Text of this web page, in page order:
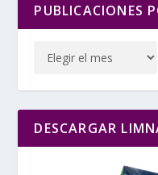
PUBLICACIONES
DESCARGAR